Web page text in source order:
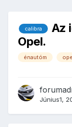
calibra
Az
Opel.
énautóm
Június1,